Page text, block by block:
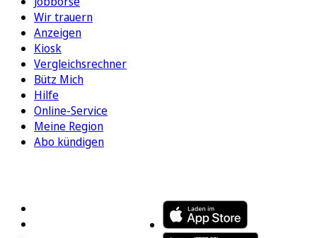
Wir trauern
Anzeigen
Kiosk
Vergleichsrechner
Bütz Mich
Hilfe
Online-Service
Meine Region
Abo kündigen